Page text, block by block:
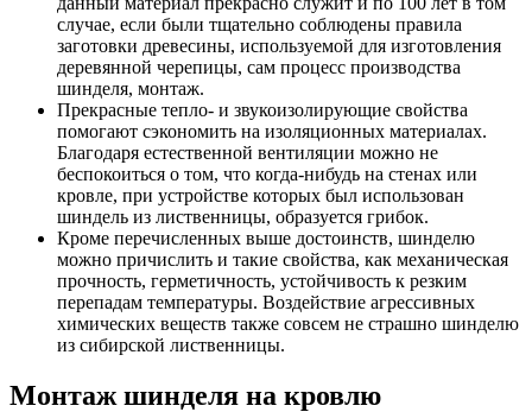
случае, если были тщательно соблюдены правила
заготовки древесины, используемой для изготовления
деревянной черепицы, сам процесс производства
шинделя, монтаж.
Прекрасные тепло- и звукоизолирующие свойства
помогают сэкономить на изоляционных материалах.
Благодаря естественной вентиляции можно не
беспокоиться о том, что когда-нибудь на стенах или
кровле, при устройстве которых был использован
шиндель из лиственницы, образуется грибок.
Кроме перечисленных выше достоинств, шинделю
можно причислить и такие свойства, как механическая
прочность, герметичность, устойчивость к резким
перепадам температуры. Воздействие агрессивных
химических веществ также совсем не страшно шинделю
из сибирской лиственницы.
Монтаж шинделя на кровлю